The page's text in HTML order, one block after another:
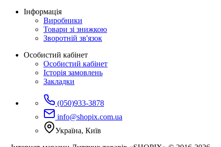
Інформація
Виробники
Товари зі знижкою
Зворотній зв'язок
Особистий кабінет
Особистий кабінет
Історія замовлень
Закладки
(050)933-3878
info@shopix.com.ua
Україна, Київ